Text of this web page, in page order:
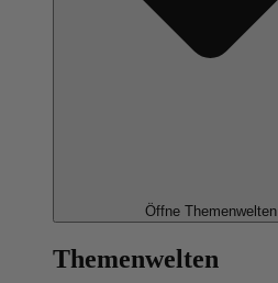
Öffne Themenwelten
Themenwelten